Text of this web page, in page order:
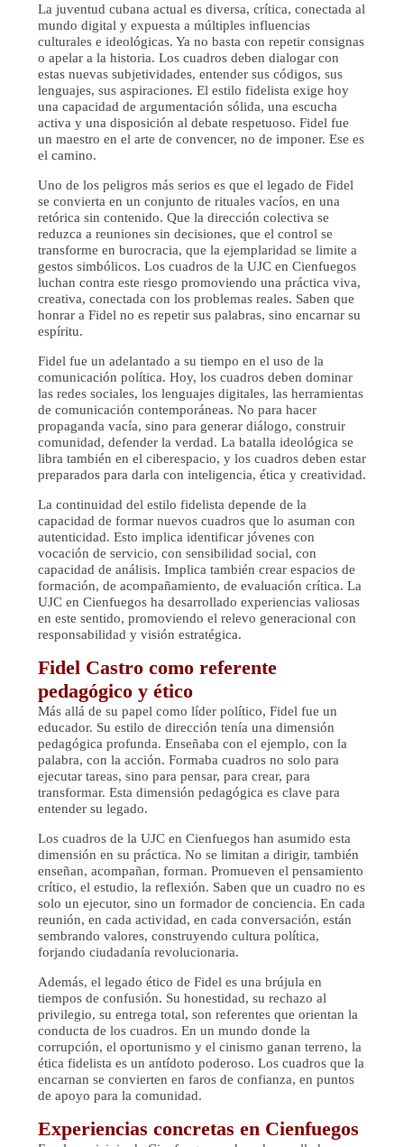
La juventud cubana actual es diversa, crítica, conectada al
mundo digital y expuesta a múltiples influencias
culturales e ideológicas. Ya no basta con repetir consignas
o apelar a la historia. Los cuadros deben dialogar con
estas nuevas subjetividades, entender sus códigos, sus
lenguajes, sus aspiraciones. El estilo fidelista exige hoy
una capacidad de argumentación sólida, una escucha
activa y una disposición al debate respetuoso. Fidel fue
un maestro en el arte de convencer, no de imponer. Ese es
el camino.
Uno de los peligros más serios es que el legado de Fidel
se convierta en un conjunto de rituales vacíos, en una
retórica sin contenido. Que la dirección colectiva se
reduzca a reuniones sin decisiones, que el control se
transforme en burocracia, que la ejemplaridad se limite a
gestos simbólicos. Los cuadros de la UJC en Cienfuegos
luchan contra este riesgo promoviendo una práctica viva,
creativa, conectada con los problemas reales. Saben que
honrar a Fidel no es repetir sus palabras, sino encarnar su
espíritu.
Fidel fue un adelantado a su tiempo en el uso de la
comunicación política. Hoy, los cuadros deben dominar
las redes sociales, los lenguajes digitales, las herramientas
de comunicación contemporáneas. No para hacer
propaganda vacía, sino para generar diálogo, construir
comunidad, defender la verdad. La batalla ideológica se
libra también en el ciberespacio, y los cuadros deben estar
preparados para darla con inteligencia, ética y creatividad.
La continuidad del estilo fidelista depende de la
capacidad de formar nuevos cuadros que lo asuman con
autenticidad. Esto implica identificar jóvenes con
vocación de servicio, con sensibilidad social, con
capacidad de análisis. Implica también crear espacios de
formación, de acompañamiento, de evaluación crítica. La
UJC en Cienfuegos ha desarrollado experiencias valiosas
en este sentido, promoviendo el relevo generacional con
responsabilidad y visión estratégica.
Fidel Castro como referente
pedagógico y ético
Más allá de su papel como líder político, Fidel fue un
educador. Su estilo de dirección tenía una dimensión
pedagógica profunda. Enseñaba con el ejemplo, con la
palabra, con la acción. Formaba cuadros no solo para
ejecutar tareas, sino para pensar, para crear, para
transformar. Esta dimensión pedagógica es clave para
entender su legado.
Los cuadros de la UJC en Cienfuegos han asumido esta
dimensión en su práctica. No se limitan a dirigir, también
enseñan, acompañan, forman. Promueven el pensamiento
crítico, el estudio, la reflexión. Saben que un cuadro no es
solo un ejecutor, sino un formador de conciencia. En cada
reunión, en cada actividad, en cada conversación, están
sembrando valores, construyendo cultura política,
forjando ciudadanía revolucionaria.
Además, el legado ético de Fidel es una brújula en
tiempos de confusión. Su honestidad, su rechazo al
privilegio, su entrega total, son referentes que orientan la
conducta de los cuadros. En un mundo donde la
corrupción, el oportunismo y el cinismo ganan terreno, la
ética fidelista es un antídoto poderoso. Los cuadros que la
encarnan se convierten en faros de confianza, en puntos
de apoyo para la comunidad.
Experiencias concretas en Cienfuegos